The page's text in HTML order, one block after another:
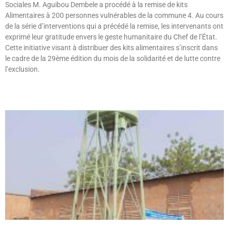
Sociales M. Aguibou Dembele a procédé à la remise de kits
Alimentaires à 200 personnes vulnérables de la commune 4. Au cours
de la série d’interventions qui a précédé la remise, les intervenants ont
exprimé leur gratitude envers le geste humanitaire du Chef de l’État.
Cette initiative visant à distribuer des kits alimentaires s’inscrit dans
le cadre de la 29ème édition du mois de la solidarité et de lutte contre
l’exclusion.